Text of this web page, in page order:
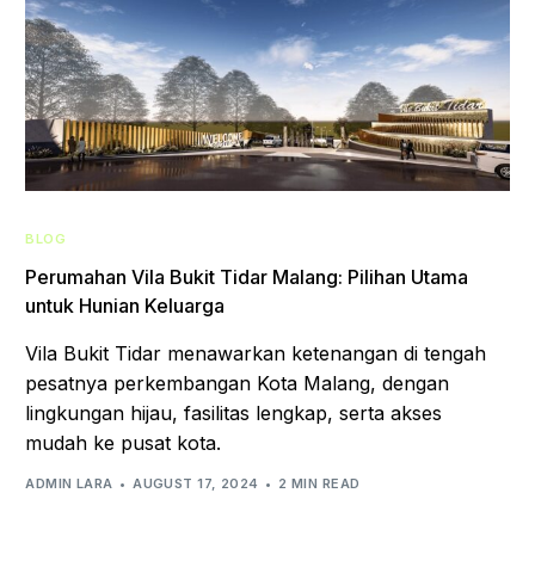
BLOG
Perumahan Vila Bukit Tidar Malang: Pilihan Utama
untuk Hunian Keluarga
Vila Bukit Tidar menawarkan ketenangan di tengah
pesatnya perkembangan Kota Malang, dengan
lingkungan hijau, fasilitas lengkap, serta akses
mudah ke pusat kota.
ADMIN LARA AUGUST 17, 2024 2 MIN READ